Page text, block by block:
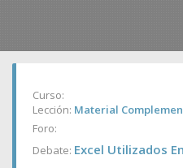
Curso:
Lección: Material
Foro:
Debate: Excel Utilizados